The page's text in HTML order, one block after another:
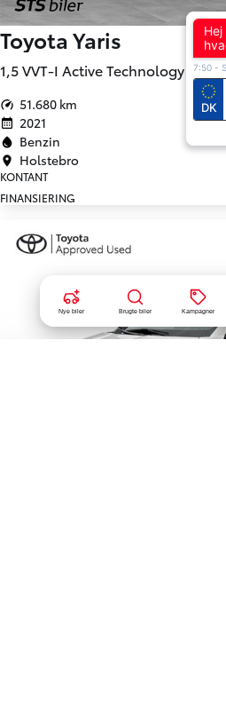
Toyota Yaris
1,5 VVT-I Active Technology
51.680 km
2021
Benzin
Holstebro
KONTANT
FINANSIERING
Nye biler Brugte biler Kampagner
7:50 -
DK